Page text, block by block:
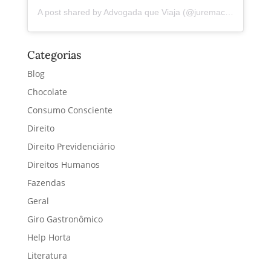
A post shared by Advogada que Viaja (@juremacintra)
Categorias
Blog
Chocolate
Consumo Consciente
Direito
Direito Previdenciário
Direitos Humanos
Fazendas
Geral
Giro Gastronômico
Help Horta
Literatura